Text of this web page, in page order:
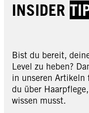
INSIDER
Bist du bereit,
Level zu heben?
in unseren Artikeln
du über
wissen musst.